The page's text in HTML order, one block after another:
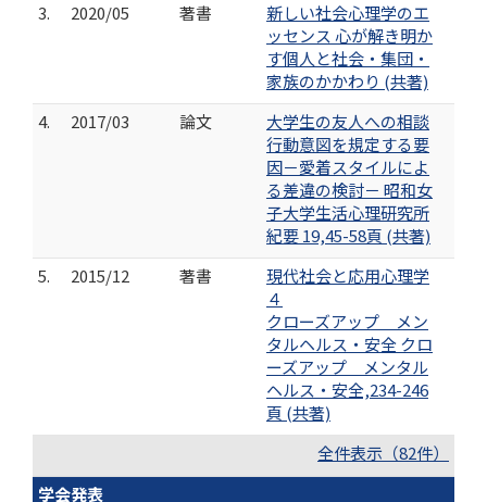
3.
2020/05 著書
新しい社会心理学のエ
ッセンス 心が解き明か
す個人と社会・集団・
家族のかかわり (共著)
4.
2017/03 論文
大学生の友人への相談
行動意図を規定する要
因－愛着スタイルによ
る差違の検討－ 昭和女
子大学生活心理研究所
紀要 19,45-58頁 (共著)
5.
2015/12 著書
現代社会と応用心理学
４
クローズアップ メン
タルヘルス・安全 クロ
ーズアップ メンタル
ヘルス・安全,234-246
頁 (共著)
全件表示（82件）
学会発表